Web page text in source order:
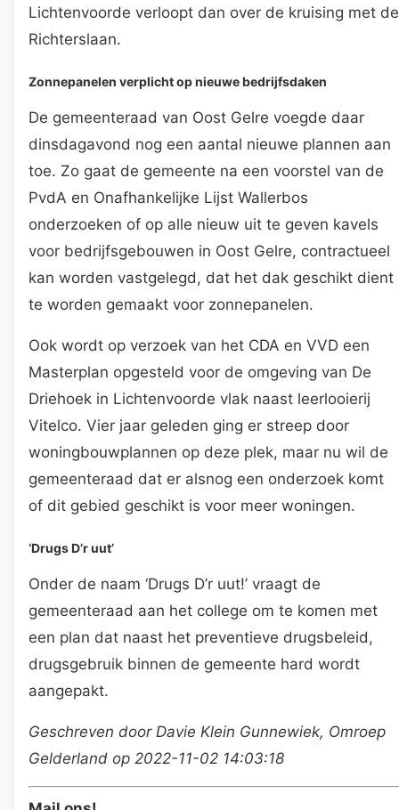
Lichtenvoorde verloopt dan over de kruising met de
Richterslaan.
Zonnepanelen verplicht op nieuwe bedrijfsdaken
De gemeenteraad van Oost Gelre voegde daar
dinsdagavond nog een aantal nieuwe plannen aan
toe. Zo gaat de gemeente na een voorstel van de
PvdA en Onafhankelijke Lijst Wallerbos
onderzoeken of op alle nieuw uit te geven kavels
voor bedrijfsgebouwen in Oost Gelre, contractueel
kan worden vastgelegd, dat het dak geschikt dient
te worden gemaakt voor zonnepanelen.
Ook wordt op verzoek van het CDA en VVD een
Masterplan opgesteld voor de omgeving van De
Driehoek in Lichtenvoorde vlak naast leerlooierij
Vitelco. Vier jaar geleden ging er streep door
woningbouwplannen op deze plek, maar nu wil de
gemeenteraad dat er alsnog een onderzoek komt
of dit gebied geschikt is voor meer woningen.
‘Drugs D’r uut’
Onder de naam ‘Drugs D’r uut!’ vraagt de
gemeenteraad aan het college om te komen met
een plan dat naast het preventieve drugsbeleid,
drugsgebruik binnen de gemeente hard wordt
aangepakt.
Geschreven door Davie Klein Gunnewiek, Omroep
Gelderland op 2022-11-02 14:03:18